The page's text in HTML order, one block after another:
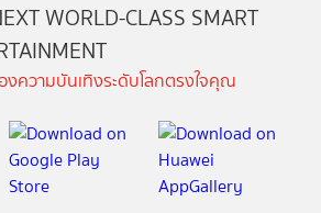
WORLD-CLASS SMART
ความบันเทิงระดับโลกตรงใจคุณ